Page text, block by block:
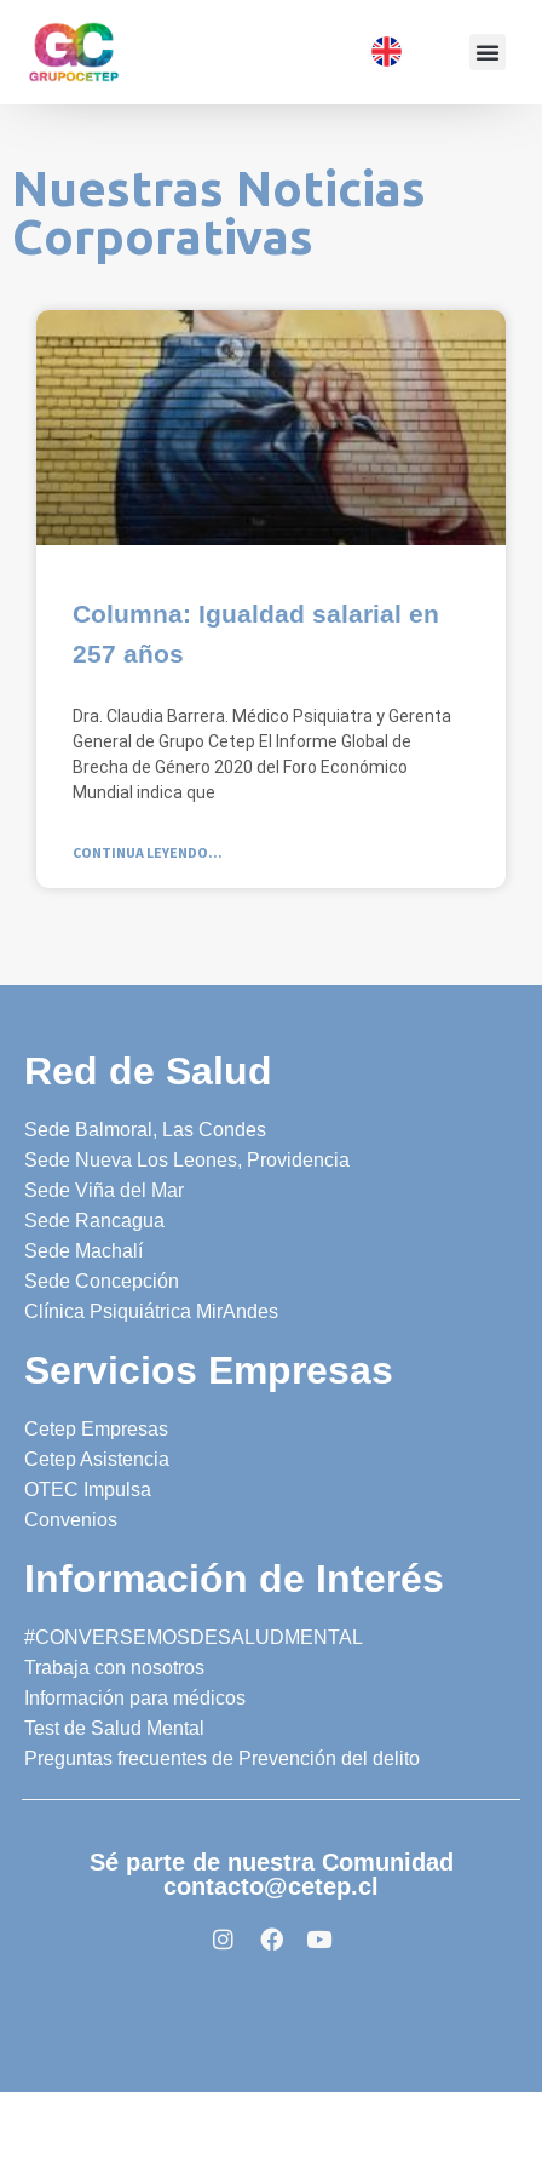
Nuestras Noticias
Corporativas
Columna: Igualdad salarial en
257 años
Dra. Claudia Barrera. Médico Psiquiatra y Gerenta
General de Grupo Cetep El Informe Global de
Brecha de Género 2020 del Foro Económico
Mundial indica que
CONTINUA LEYENDO...
Red de Salud
Sede Balmoral, Las Condes
Sede Nueva Los Leones, Providencia
Sede Viña del Mar
Sede Rancagua
Sede Machalí
Sede Concepción
Clínica Psiquiátrica MirAndes
Servicios Empresas
Cetep Empresas
Cetep Asistencia
OTEC Impulsa
Convenios
Información de Interés
#CONVERSEMOSDESALUDMENTAL
Trabaja con nosotros
Información para médicos
Test de Salud Mental
Preguntas frecuentes de Prevención del delito
Sé parte de nuestra Comunidad
contacto@cetep.cl